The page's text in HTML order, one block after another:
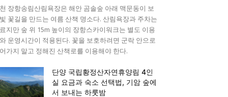
장항송림산림욕장은 해안 곰솔숲 아래 맥문동이 보
꽃길을 만드는 여름 산책 명소다. 산림욕장과 주차는
지만 숲 위 15m 높이의 장항스카이워크는 별도 이용
운영시간이 적용된다. 꽃을 보호하려면 군락 안으로
가지 말고 정해진 산책로를 이용해야 한다.
단양 국립황정산자연휴양림 4인
실 요금과 숙소 선택법, 기암 숲에
서 보내는 하룻밤